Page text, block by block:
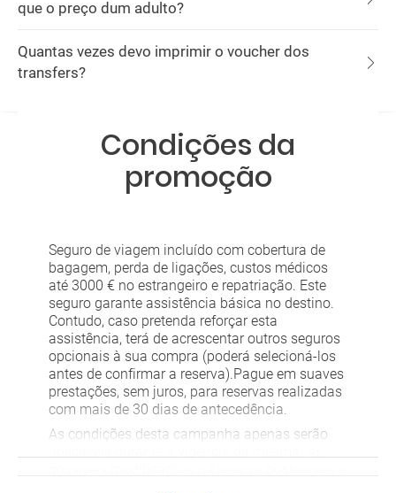
que o preço dum adulto?
Quantas vezes devo imprimir o voucher dos
transfers?
Condições da
promoção
Seguro de viagem incluído com cobertura de
bagagem, perda de ligações, custos médicos
até 3000 € no estrangeiro e repatriação. Este
seguro garante assistência básica no destino.
Contudo, caso pretenda reforçar esta
assistência, terá de acrescentar outros seguros
opcionais à sua compra (poderá selecioná-los
antes de confirmar a reserva).Pague em suaves
prestações, sem juros, para reservas realizadas
com mais de 30 dias de antecedência.
As condições desta campanha apenas serão